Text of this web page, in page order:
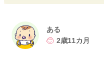
ある
2歳11カ月